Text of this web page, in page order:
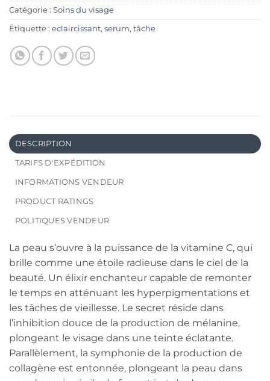
Catégorie : Soins du visage
Étiquette : eclaircissant, serum, tâche
DESCRIPTION
TARIFS D'EXPÉDITION
INFORMATIONS VENDEUR
PRODUCT RATINGS
POLITIQUES VENDEUR
La peau s’ouvre à la puissance de la vitamine C, qui
brille comme une étoile radieuse dans le ciel de la
beauté. Un élixir enchanteur capable de remonter
le temps en atténuant les hyperpigmentations et
les tâches de vieillesse. Le secret réside dans
l’inhibition douce de la production de mélanine,
plongeant le visage dans une teinte éclatante.
Parallèlement, la symphonie de la production de
collagène est entonnée, plongeant la peau dans